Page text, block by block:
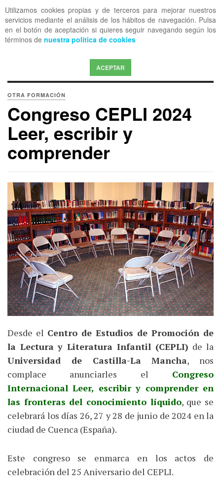
Utilizamos cookies propias y de terceros para mejorar nuestros
servicios mediante el análisis de los hábitos de navegación. Pulsa
en el botón de aceptación si quieres seguir navegando según los
términos de nuestra política de cookies
ACEPTAR
OFF CANVAS
OTRA FORMACIÓN
Congreso CEPLI 2024
Leer, escribir y
comprender
Desde el Centro de Estudios de Promoción de
la Lectura y Literatura Infantil (CEPLI) de la
Universidad de Castilla-La Mancha, nos
complace anunciarles el Congreso
Internacional Leer, escribir y comprender en
las fronteras del conocimiento líquido, que se
celebrará los días 26, 27 y 28 de junio de 2024 en la
ciudad de Cuenca (España).
Este congreso se enmarca en los actos de
celebración del 25 Aniversario del CEPLI.